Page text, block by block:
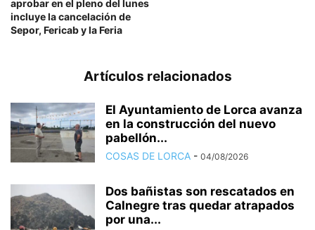
aprobar en el pleno del lunes
incluye la cancelación de
Sepor, Fericab y la Feria
Artículos relacionados
El Ayuntamiento de Lorca avanza
en la construcción del nuevo
pabellón...
COSAS DE LORCA - 04/08/2026
Dos bañistas son rescatados en
Calnegre tras quedar atrapados
por una...